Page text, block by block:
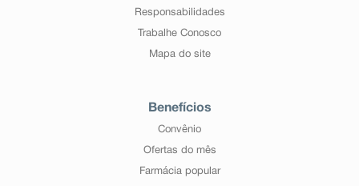
Responsabilidades
Trabalhe Conosco
Mapa do site
Benefícios
Convênio
Ofertas do mês
Farmácia popular